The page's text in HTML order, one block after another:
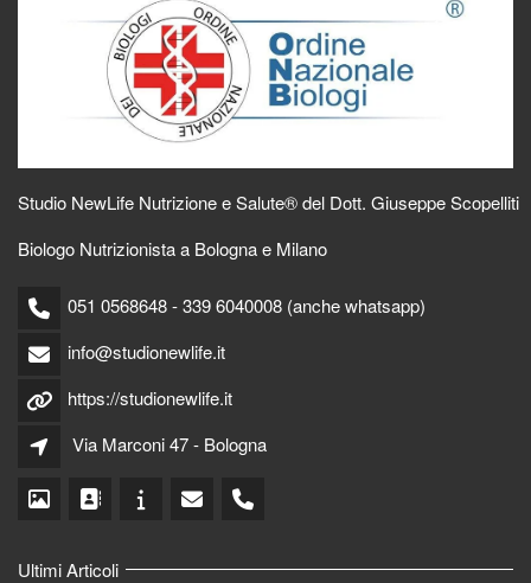
Studio NewLife Nutrizione e Salute® del Dott. Giuseppe Scopelliti
Biologo Nutrizionista a Bologna e Milano
051 0568648 - 339 6040008 (anche whatsapp)
info@studionewlife.it
https://studionewlife.it
Via Marconi 47 - Bologna
Ultimi Articoli